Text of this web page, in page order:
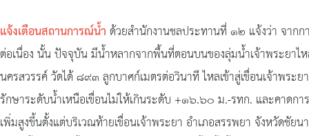
แจ้งเตือนสถานการณ์น้ำด้วยสำนักงานชลประทานที่ ๑๒ แจ้งว่า จาก
ต่อเนื่อง นั้น ปัจจุบัน มีน้ำหลากจากพื้นที่ตอนบนของลุ่มน้ำเจ้าพระยา
นครสวรรค์ วัดได้ ๘๙๓ ลูกบาศก์เมตรต่อวินาที ไหลเข้าสู่เขื่อนเจ้าพร
รักษาระดับน้ำเหนือเขื่อนไม่ให้เกินระดับ +๑๖.๖๐ ม.-รทก. และคาด
เพิ่มสูงขึ้นตั้งแต่บริเวณท้ายเขื่อนเจ้าพระยา อำเภอสรรพยา จังหวัด